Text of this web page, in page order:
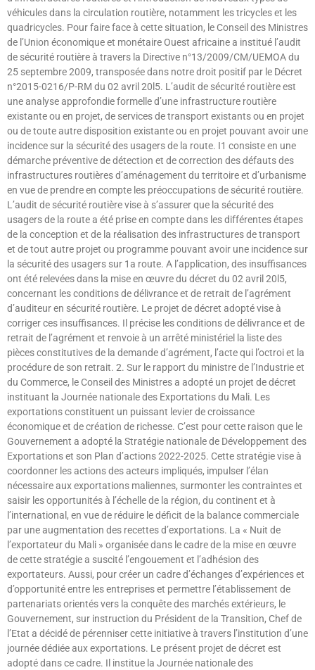
véhicules dans la circulation routière, notamment les tricycles et les
quadricycles. Pour faire face à cette situation, le Conseil des Ministres
de l’Union économique et monétaire Ouest africaine a institué l’audit
de sécurité routière à travers la Directive n°13/2009/CM/UEMOA du
25 septembre 2009, transposée dans notre droit positif par le Décret
n°2015-0216/P-RM du 02 avril 20l5. L’audit de sécurité routière est
une analyse approfondie formelle d’une infrastructure routière
existante ou en projet, de services de transport existants ou en projet
ou de toute autre disposition existante ou en projet pouvant avoir une
incidence sur la sécurité des usagers de la route. I1 consiste en une
démarche préventive de détection et de correction des défauts des
infrastructures routières d’aménagement du territoire et d’urbanisme
en vue de prendre en compte les préoccupations de sécurité routière.
L’audit de sécurité routière vise à s’assurer que la sécurité des
usagers de la route a été prise en compte dans les différentes étapes
de la conception et de la réalisation des infrastructures de transport
et de tout autre projet ou programme pouvant avoir une incidence sur
la sécurité des usagers sur 1a route. A l’application, des insuffisances
ont été relevées dans la mise en œuvre du décret du 02 avril 20l5,
concernant les conditions de délivrance et de retrait de l’agrément
d’auditeur en sécurité routière. Le projet de décret adopté vise à
corriger ces insuffisances. Il précise les conditions de délivrance et de
retrait de l’agrément et renvoie à un arrêté ministériel la liste des
pièces constitutives de la demande d’agrément, l’acte qui l’octroi et la
procédure de son retrait. 2. Sur le rapport du ministre de l’Industrie et
du Commerce, le Conseil des Ministres a adopté un projet de décret
instituant la Journée nationale des Exportations du Mali. Les
exportations constituent un puissant levier de croissance
économique et de création de richesse. C’est pour cette raison que le
Gouvernement a adopté la Stratégie nationale de Développement des
Exportations et son Plan d’actions 2022-2025. Cette stratégie vise à
coordonner les actions des acteurs impliqués, impulser l’élan
nécessaire aux exportations maliennes, surmonter les contraintes et
saisir les opportunités à l’échelle de la région, du continent et à
l’international, en vue de réduire le déficit de la balance commerciale
par une augmentation des recettes d’exportations. La « Nuit de
l’exportateur du Mali » organisée dans le cadre de la mise en œuvre
de cette stratégie a suscité l’engouement et l’adhésion des
exportateurs. Aussi, pour créer un cadre d’échanges d’expériences et
d’opportunité entre les entreprises et permettre l’établissement de
partenariats orientés vers la conquête des marchés extérieurs, le
Gouvernement, sur instruction du Président de la Transition, Chef de
l’Etat a décidé de pérenniser cette initiative à travers l’institution d’une
journée dédiée aux exportations. Le présent projet de décret est
adopté dans ce cadre. Il institue la Journée nationale des